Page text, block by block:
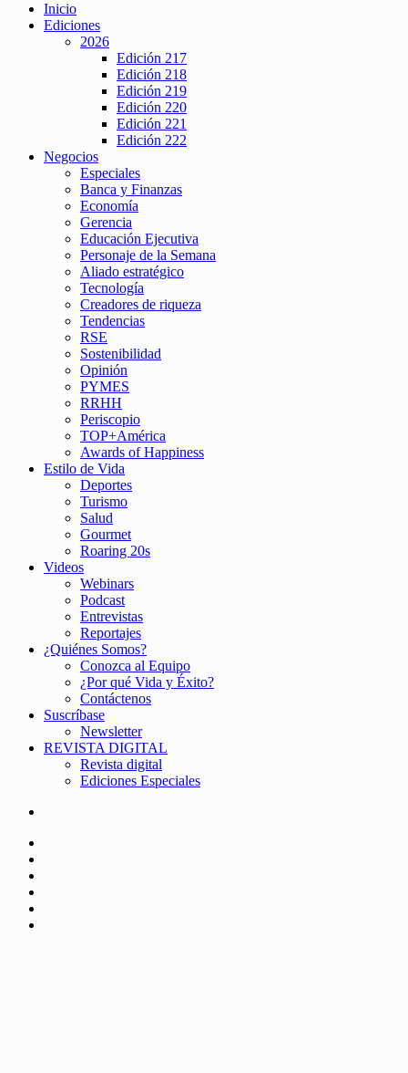
Inicio
Ediciones
2026
Edición 217
Edición 218
Edición 219
Edición 220
Edición 221
Edición 222
Negocios
Especiales
Banca y Finanzas
Economía
Gerencia
Educación Ejecutiva
Personaje de la Semana
Aliado estratégico
Tecnología
Creadores de riqueza
Tendencias
RSE
Sostenibilidad
Opinión
PYMES
RRHH
Periscopio
TOP+América
Awards of Happiness
Estilo de Vida
Deportes
Turismo
Salud
Gourmet
Roaring 20s
Videos
Webinars
Podcast
Entrevistas
Reportajes
¿Quiénes Somos?
Conozca al Equipo
¿Por qué Vida y Éxito?
Contáctenos
Suscríbase
Newsletter
REVISTA DIGITAL
Revista digital
Ediciones Especiales